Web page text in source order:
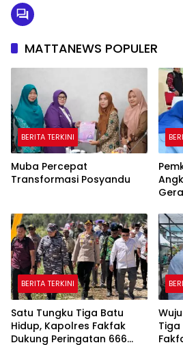
MATTANEWS POPULER
BERITA TERKINI
Muba Percepat
Transformasi Posyandu
BERITA TERKINI
Satu Tungku Tiga Batu
Hidup, Kapolres Fakfak
Dukung Peringatan 666
Tiga